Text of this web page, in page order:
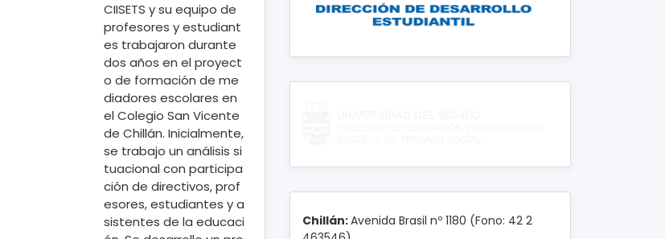
CIISETS y su equipo de
profesores y estudiant
es trabajaron durante
dos años en el proyect
o de formación de me
diadores escolares en
el Colegio San Vicente
de Chillán. Inicialmente,
se trabajo un análisis si
tuacional con participa
ción de directivos, prof
esores, estudiantes y a
sistentes de la educaci
Chillán:Avenida Brasil nº 1180 (Fono: 42 2